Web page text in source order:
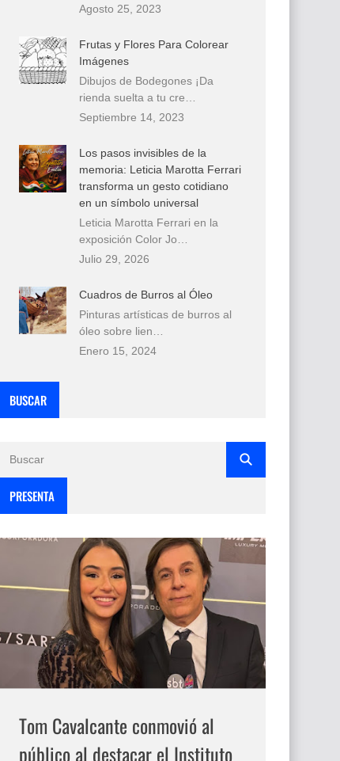
Agosto 25, 2023
Frutas y Flores Para Colorear
Imágenes
Dibujos de Bodegones ¡Da
rienda suelta a tu cre…
Septiembre 14, 2023
Los pasos invisibles de la
memoria: Leticia Marotta Ferrari
transforma un gesto cotidiano
en un símbolo universal
Leticia Marotta Ferrari en la
exposición Color Jo…
Julio 29, 2026
Cuadros de Burros al Óleo
Pinturas artísticas de burros al
óleo sobre lien…
Enero 15, 2024
BUSCAR
PRESENTA
Tom Cavalcante conmovió al
público al destacar el Instituto